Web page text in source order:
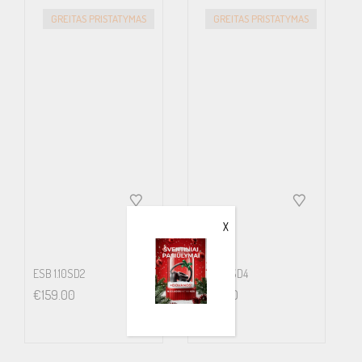
Vas 46 LGREITAS PRISTATYMAS
ESB 1.10SD2
€159.00
GREITAS PRISTATYMAS
ESB 1.10SD4
€159.00
X